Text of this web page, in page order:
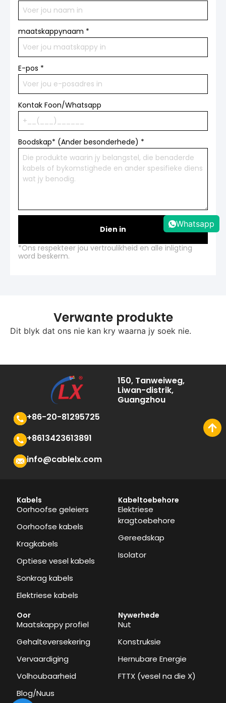
maatskappynaam *
E-pos *
Kontak Foon/Whatsapp
Boodskap* (Ander besonderhede) *
Dien in
*Ons respekteer jou vertroulikheid en alle inligting
word beskerm.
Verwante produkte
Dit blyk dat ons nie kan kry waarna jy soek nie.
150, Tanweiweg,
Liwan-distrik,
Guangzhou
+86-20-81295725
+8613423613891
info@cablelx.com
Kabels
Oorhoofse geleiers
Oorhoofse kabels
Kragkabels
Optiese vesel kabels
Sonkrag kabels
Elektriese kabels
Kabeltoebehore
Elektriese
kragtoebehore
Gereedskap
Isolator
Oor
Maatskappy profiel
Gehalteversekering
Vervaardiging
Volhoubaarheid
Blog/Nuus
Nywerhede
Nut
Konstruksie
Hernubare Energie
FTTX (vesel na die X)
Whatsapp